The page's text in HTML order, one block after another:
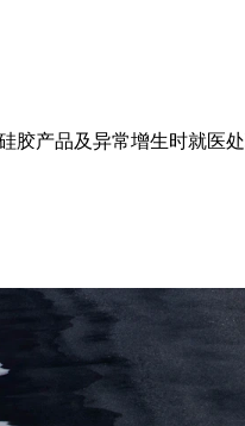
产品及异常增生时就医处